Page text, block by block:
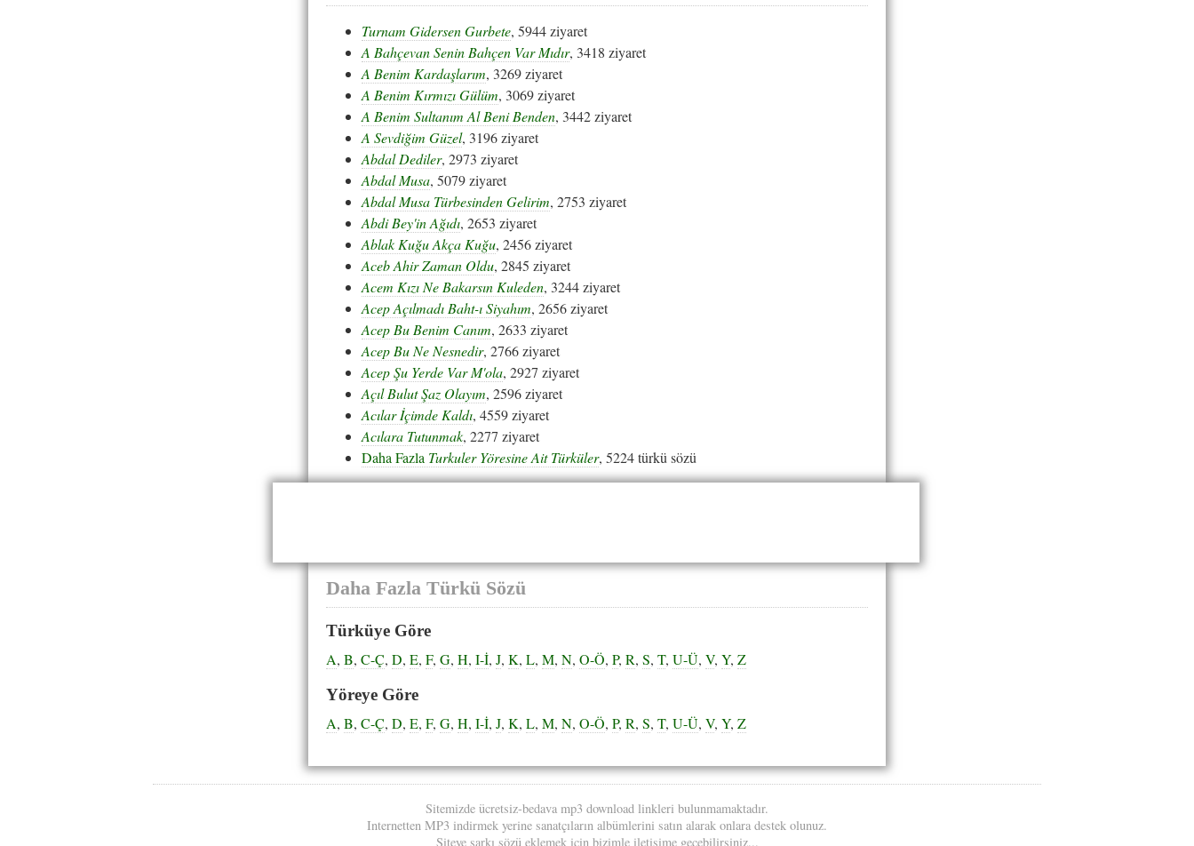
Turnam Gidersen Gurbete, 5944 ziyaret
A Bahçevan Senin Bahçen Var Mıdır, 3418 ziyaret
A Benim Kardaşlarım, 3269 ziyaret
A Benim Kırmızı Gülüm, 3069 ziyaret
A Benim Sultanım Al Beni Benden, 3442 ziyaret
A Sevdiğim Güzel, 3196 ziyaret
Abdal Dediler, 2973 ziyaret
Abdal Musa, 5079 ziyaret
Abdal Musa Türbesinden Gelirim, 2753 ziyaret
Abdi Bey'in Ağıdı, 2653 ziyaret
Ablak Kuğu Akça Kuğu, 2456 ziyaret
Aceb Ahir Zaman Oldu, 2845 ziyaret
Acem Kızı Ne Bakarsın Kuleden, 3244 ziyaret
Acep Açılmadı Baht-ı Siyahım, 2656 ziyaret
Acep Bu Benim Canım, 2633 ziyaret
Acep Bu Ne Nesnedir, 2766 ziyaret
Acep Şu Yerde Var M'ola, 2927 ziyaret
Açıl Bulut Şaz Olayım, 2596 ziyaret
Acılar İçimde Kaldı, 4559 ziyaret
Acılara Tutunmak, 2277 ziyaret
Daha Fazla Turkuler Yöresine Ait Türküler, 5224 türkü sözü
Daha Fazla Türkü Sözü
Türküye Göre
A, B, C-Ç, D, E, F, G, H, I-İ, J, K, L, M, N, O-Ö, P, R, S, T, U-Ü, V, Y, Z
Yöreye Göre
A, B, C-Ç, D, E, F, G, H, I-İ, J, K, L, M, N, O-Ö, P, R, S, T, U-Ü, V, Y, Z
Sitemizde ücretsiz-bedava mp3 download linkleri bulunmamaktadır.
Internetten MP3 indirmek yerine sanatçıların albümlerini satın alarak onlara destek olunuz.
Siteye şarkı sözü eklemek için bizimle iletişime geçebilirsiniz...